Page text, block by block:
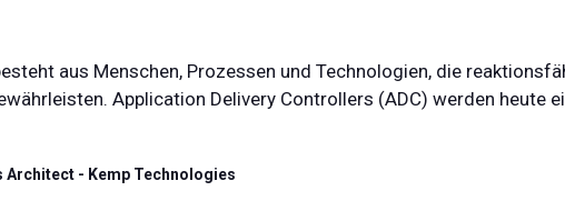
aus Menschen, Prozessen und Technologien, die
Application Delivery Controllers (ADC) werden heute
Architect - Kemp Technologies